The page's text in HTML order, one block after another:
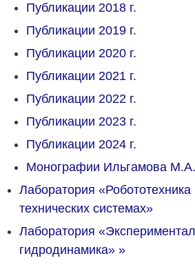
Публикации 2018 г.
Публикации 2019 г.
Публикации 2020 г.
Публикации 2021 г.
Публикации 2022 г.
Публикации 2023 г.
Публикации 2024 г.
Монографии Ильгамова М.А.
Лаборатория
технических системах»
Лаборатория
гидродинамика» »